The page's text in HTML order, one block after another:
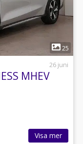
25
26 juni
MHEV
Visa mer